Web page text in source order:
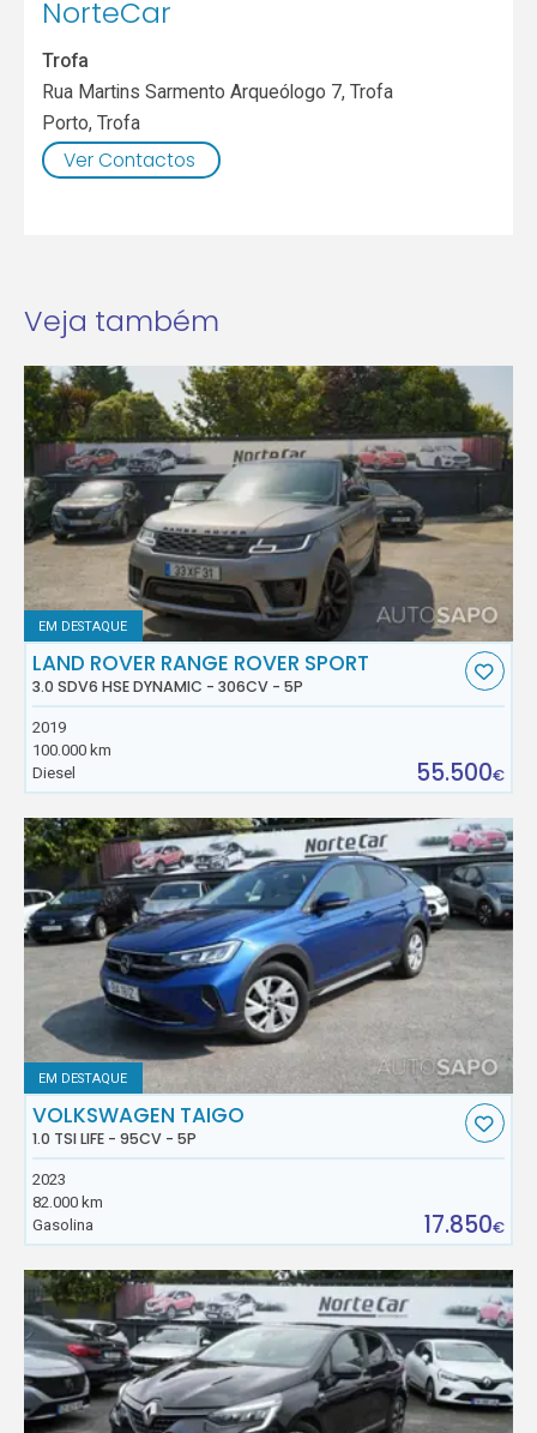
NorteCar
Trofa
Rua Martins Sarmento Arqueólogo 7, Trofa
Porto,Trofa
Ver Contactos
Veja também
EM DESTAQUE
LAND ROVER RANGE ROVER SPORT
3.0 SDV6 HSE DYNAMIC - 306CV - 5P
2019
100.000 km
Diesel
55.500€
EM DESTAQUE
VOLKSWAGEN TAIGO
1.0 TSI LIFE - 95CV - 5P
2023
82.000 km
Gasolina
17.850€